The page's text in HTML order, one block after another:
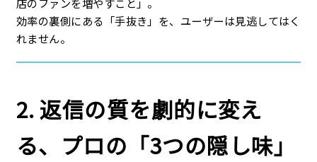
効率の裏側にある「手抜き」を、ユーザーは見逃してはく
れません。
2. 返信の質を劇的に変え
る、プロの「3つの隠し味」